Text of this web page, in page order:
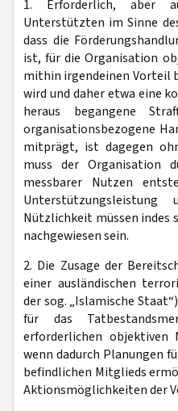
1. Erforderlich, aber
Unterstützten im Sinne
dass die
ist, für die Organisation
mithin irgendeinen Vorteil
wird und daher etwa eine
heraus begangene
organisationsbezogene
mitprägt, ist dagegen
muss der Organisation
messbarer Nutzen
Unterstützungsleistung
Nützlichkeit müssen indes
nachgewiesen sein.
2. Die Zusage der
einer ausländischen
der sog. „Islamische
für das
erforderlichen objektiven
wenn dadurch Planungen
befindlichen Mitglieds
Aktionsmöglichkeiten der